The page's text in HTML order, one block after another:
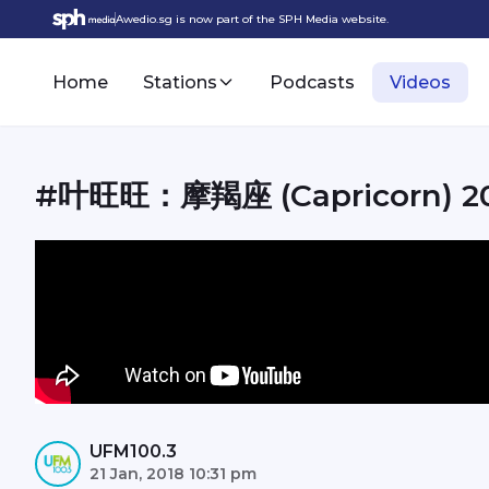
Awedio.sg is now part of the SPH Media website.
Home Stations Podcasts Videos
#叶旺旺：摩羯座 (Capricorn)
UFM100.3
21 Jan, 2018 10:31 pm